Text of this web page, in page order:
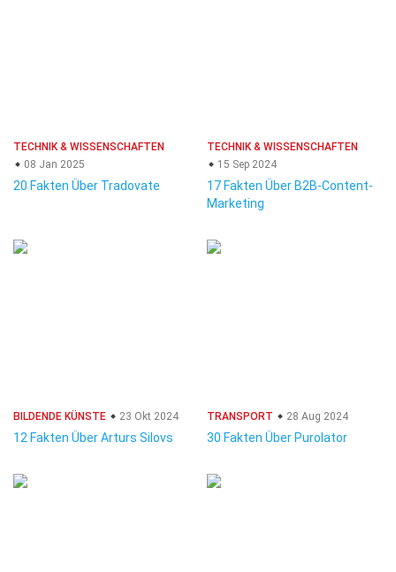
TECHNIK & WISSENSCHAFTEN
08 Jan 2025
20 Fakten Über Tradovate
TECHNIK & WISSENSCHAFTEN
15 Sep 2024
17 Fakten Über B2B-Content-
Marketing
BILDENDE KÜNSTE 23 Okt 2024
12 Fakten Über Arturs Silovs
TRANSPORT 28 Aug 2024
30 Fakten Über Purolator